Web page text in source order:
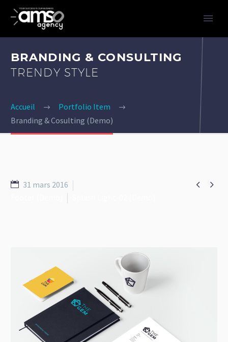
BRANDING & CONSULTING
TRENDY STYLE
Accueil
Portfolio Item
Branding & Cosulting (Demo)
 
31 mars 2016